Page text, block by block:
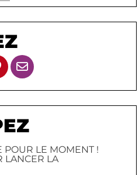
POUR LE MOMENT !
LANCER LA